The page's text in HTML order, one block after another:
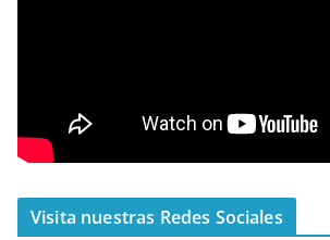
Visita nuestras Redes Sociales